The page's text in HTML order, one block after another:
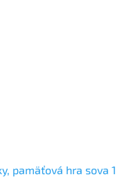
pamäťová hra sova 1